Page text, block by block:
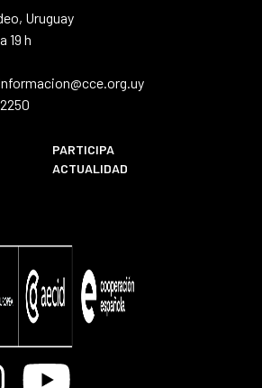
Uruguay
19 h
PARTICIPA
ACTUALIDAD
Youtube